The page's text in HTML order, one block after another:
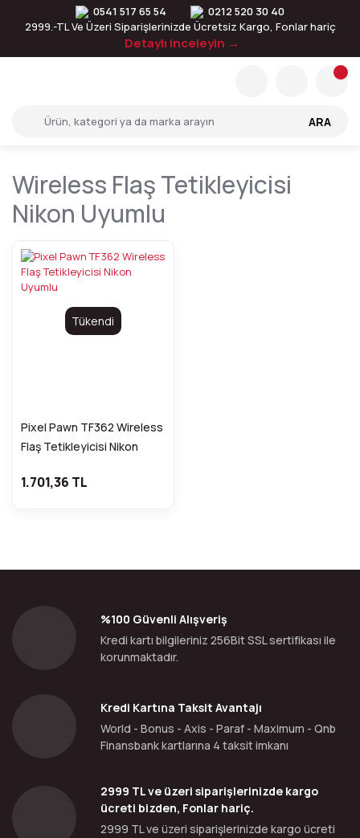
0541 517 65 54
0212 520 30 40
2999.-TL Ve Üzeri Siparişlerinizde Ücretsiz Kargo, Fonlar hariç
Detaylı inceleyin →
ARA
Wireless Flaş Tetikleyicisi
Nikon Uyumlu
Tükendi
Pixel Pawn TF362 Wireless
Flaş Tetikleyicisi Nikon
1.701,36 TL
%100 Güvenli Alışveriş
Kredi kartı bilgileriniz 256Bit SSL sertifikası ile
korunmaktadır.
Kredi Kartına Taksit Avantajı
World - Bonus - Axis - Paraf - Maximum - Qnb
Finansbank kartlarına 4 taksit imkanı
2999 TL ve üzeri siparişlerinizde kargo
ücreti bizden, Fonlar hariç.
2999 TL ve üzeri siparişlerinizde kargo ücreti